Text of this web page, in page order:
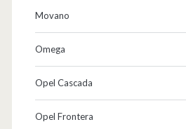
Movano
Omega
Opel Cascada
Opel Frontera